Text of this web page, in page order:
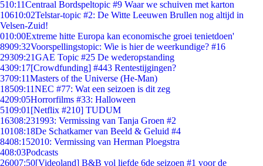
510:11Centraal Bordspeltopic #9 Waar we schuiven met karton
10610:02Telstar-topic #2: De Witte Leeuwen Brullen nog altijd in
Velsen-Zuid!
010:00Extreme hitte Europa kan economische groei tenietdoen'
8909:32Voorspellingstopic: Wie is hier de weerkundige? #16
29309:21GAE Topic #25 De wederopstanding
4309:17[Crowdfunding] #443 Rentestijgingen?
3709:11Masters of the Universe (He-Man)
18509:11NEC #77: Wat een seizoen is dit zeg
4209:05Horrorfilms #33: Halloween
5109:01 [Netflix #210] TUDUM
16308:231993: Vermissing van Tanja Groen #2
10108:18De Schatkamer van Beeld & Geluid #4
8408:152010: Vermissing van Herman Ploegstra
408:03Podcasts
26007:50[Videoland] B&B vol liefde 6de seizoen #1 voor de